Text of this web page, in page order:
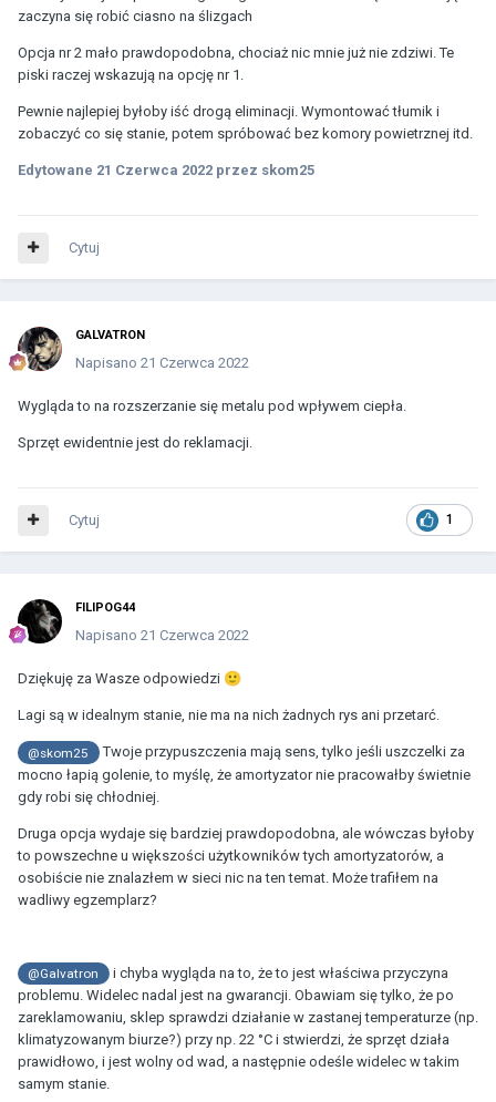
zaczyna się robić ciasno na ślizgach
Opcja nr 2 mało prawdopodobna, chociaż nic mnie już nie zdziwi. Te
piski raczej wskazują na opcję nr 1.
Pewnie najlepiej byłoby iść drogą eliminacji. Wymontować tłumik i
zobaczyć co się stanie, potem spróbować bez komory powietrznej itd.
Edytowane 21 Czerwca 2022 przez skom25
Cytuj
GALVATRON
Napisano 21 Czerwca 2022
Wygląda to na rozszerzanie się metalu pod wpływem ciepła.
Sprzęt ewidentnie jest do reklamacji.
1
Cytuj
FILIPOG44
Napisano 21 Czerwca 2022
Dziękuję za Wasze odpowiedzi 🙂
Lagi są w idealnym stanie, nie ma na nich żadnych rys ani przetarć.
@skom25 Twoje przypuszczenia mają sens, tylko jeśli uszczelki za
mocno łapią golenie, to myślę, że amortyzator nie pracowałby świetnie
gdy robi się chłodniej.
Druga opcja wydaje się bardziej prawdopodobna, ale wówczas byłoby
to powszechne u większości użytkowników tych amortyzatorów, a
osobiście nie znalazłem w sieci nic na ten temat. Może trafiłem na
wadliwy egzemplarz?
@Galvatron
i chyba wygląda na to, że to jest właściwa przyczyna
problemu. Widelec nadal jest na gwarancji. Obawiam się tylko, że po
zareklamowaniu, sklep sprawdzi działanie w zastanej temperaturze (np.
klimatyzowanym biurze?) przy np. 22 °C i stwierdzi, że sprzęt działa
prawidłowo, i jest wolny od wad, a następnie odeśle widelec w takim
samym stanie.